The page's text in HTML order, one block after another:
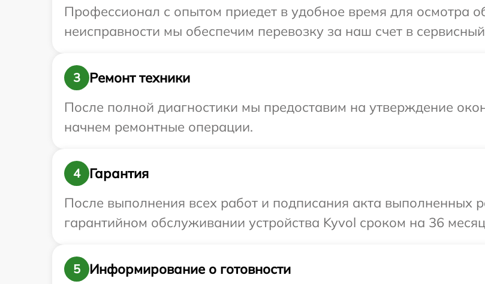
Профессионал с опытом приедет в удобное время для осмотра
неисправности мы обеспечим перевозку за наш счет в
3
Ремонт техники
После полной диагностики мы предоставим на утверждение
начнем ремонтные операции.
4
Гарантия
После выполнения всех работ и подписания акта выполненных
гарантийном обслуживании устройства Kyvol сроком на 36
5
Информирование о готовности